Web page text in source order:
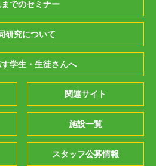
でのセミナー
研究について
学生・生徒さんへ
関連サイト
施設一覧
スタッフ公募情報